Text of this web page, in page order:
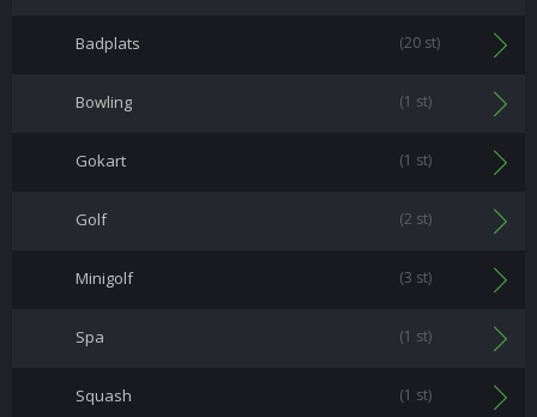
Badplats (20 st)
Bowling (1 st)
Gokart (1 st)
Golf (2 st)
Minigolf (3 st)
Spa (1 st)
Squash (1 st)